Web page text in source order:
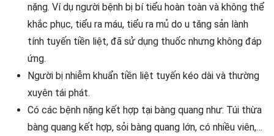
nặng. Ví dụ người bệnh bị bí tiểu hoàn toàn và không thể
khắc phục, tiểu ra máu, tiểu ra mủ do u tăng sản lành
tính tuyến tiền liệt, đã sử dụng thuốc nhưng không đáp
ứng.
Người bị nhiễm khuẩn tiền liệt tuyến kéo dài và thường
xuyên tái phát.
Có các bệnh nặng kết hợp tại bàng quang như: Túi thừa
bàng quang kết hợp, sỏi bàng quang lớn, có nhiều viên,…